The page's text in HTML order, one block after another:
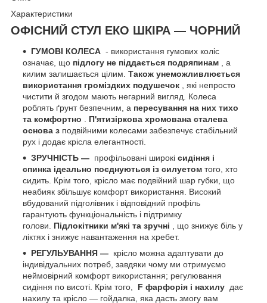
Характеристики
ОФІСНИЙ СТУЛ ЕКО ШКІРА — ЧОРНИЙ
ГУМОВІ КОЛЕСА - використання гумових коліс
означає, що підлогу не піддається подряпинам , а
килим залишається цілим. Також унеможливлюється
використання громіздких подушечок , які непросто
чистити й згодом мають негарний вигляд. Колеса
роблять ґрунт безпечним, а пересування на них тихо
та комфортно . П'ятизіркова хромована сталева
основа з подвійними колесами забезпечує стабільний
рух і додає крісла елегантності.
ЗРУЧНІСТЬ — профільовані широкі сидіння і
спинка ідеально поєднуються із силуетом того, хто
сидить. Крім того, крісло має подвійний шар губки, що
неабияк збільшує комфорт використання. Високий
вбудований підголівник і відповідний профіль
гарантують функціональність і підтримку
голови. Підлокітники м'які та зручні , що знижує біль у
ліктях і знижує навантаження на хребет.
РЕГУЛЬУВАННЯ — крісло можна адаптувати до
індивідуальних потреб, завдяки чому ми отримуємо
неймовірний комфорт використання; регулювання
сидіння по висоті. Крім того,
F фарфорія і нахилу дає
нахилу та крісло — гойдалка, яка дасть змогу вам